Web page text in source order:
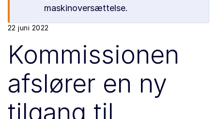
maskinoversættelse.
22 juni 2022
Kommissionen
afslører en ny
tilgang til